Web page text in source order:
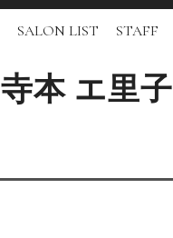
SALON LIST STAFF
寺本 エ里子